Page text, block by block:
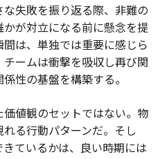
失敗を振り返る際、非難の
が対立になる前に懸念を提
は、単独では重要に感じら
ームは衝撃を吸収し再び関
性の基盤を構築する。
値観のセットではない。物
る行動パターンだ。そし
ているかは、良い時期には